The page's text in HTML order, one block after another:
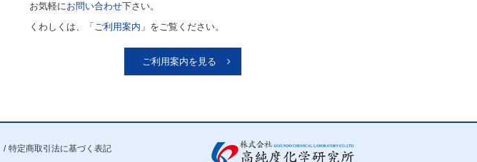
お気軽にお問い合わせ下さい。
くわしくは、「 ご利用案内 」をご覧ください。
ご利用案内を見る
特定商取引法に基づく表記